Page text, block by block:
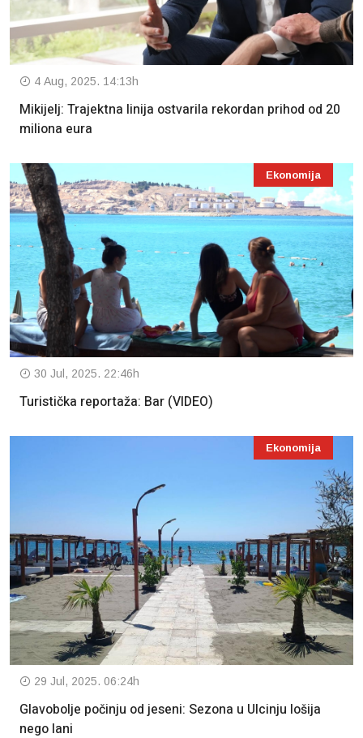
4 Aug, 2025. 14:13h
Mikijelj: Trajektna linija ostvarila rekordan prihod od 20
miliona eura
Ekonomija
30 Jul, 2025. 22:46h
Turistička reportaža: Bar (VIDEO)
Ekonomija
29 Jul, 2025. 06:24h
Glavobolje počinju od jeseni: Sezona u Ulcinju lošija
nego lani